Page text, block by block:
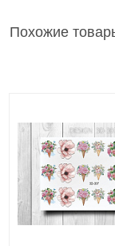
Похожие